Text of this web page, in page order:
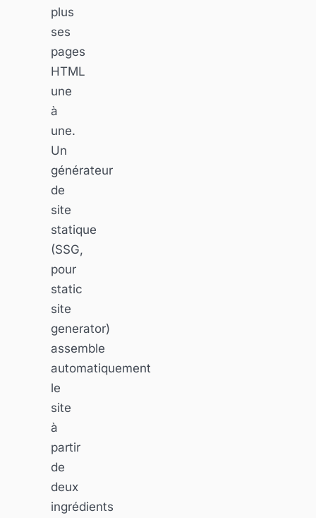
plus
ses
pages
HTML
une
à
une.
Un
générateur
de
site
statique
(SSG,
pour
static
site
generator)
assemble
automatiquement
le
site
à
partir
de
deux
ingrédients